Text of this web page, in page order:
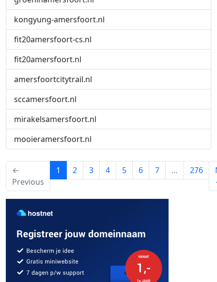
kongyung-amersfoort.nl
fit20amersfoort-cs.nl
fit20amersfoort.nl
amersfoortcitytrail.nl
sccamersfoort.nl
mirakelsamersfoort.nl
mooieramersfoort.nl
←
Previous
1 (current)
2 3 4 5 6 7 … 276